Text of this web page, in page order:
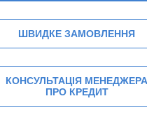
ШВИДКЕ ЗАМОВЛЕННЯ
КОНСУЛЬТАЦІЯ МЕНЕДЖЕРА
ПРО КРЕДИТ